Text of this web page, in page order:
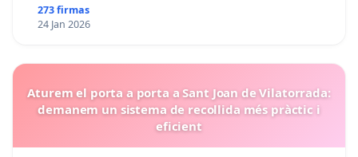
273 firmas
24 Jan 2026
Aturem el porta a porta a Sant Joan de Vilatorrada:
demanem un sistema de recollida més pràctic i
eficient